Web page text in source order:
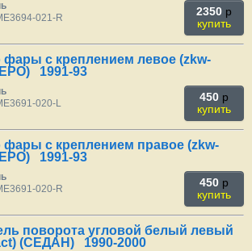
021-R
2350 p
купить
фары с креплением левое (zkw-
1991-93
020-L
450 p
купить
фары с креплением правое (zkw-
1991-93
020-R
450 p
купить
поворота угловой белый левый
(СЕДАН) 1990-2000